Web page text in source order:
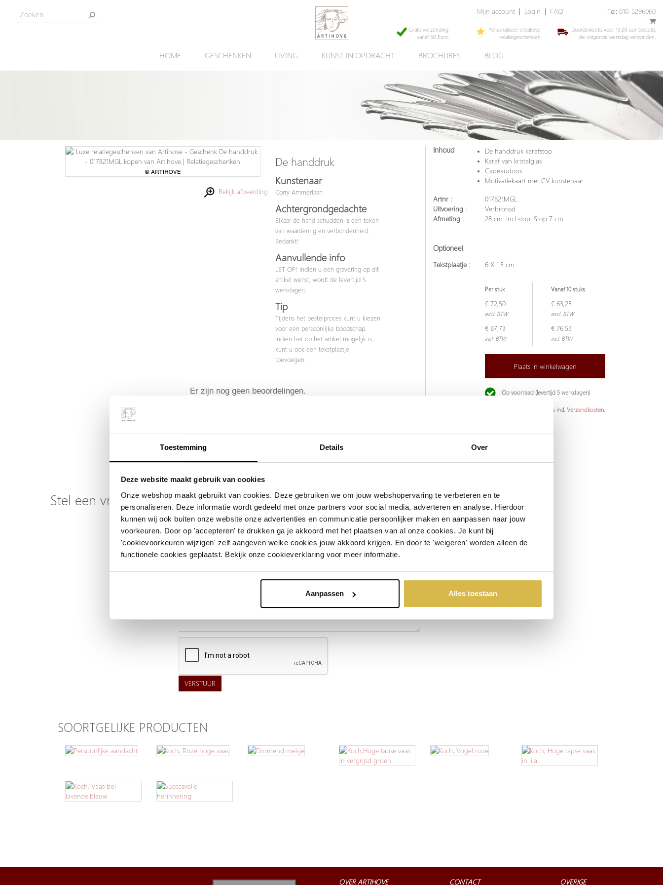
Toestemming Details Over
Deze website maakt gebruik van cookies
Onze webshop maakt gebruikt van cookies. Deze gebruiken we om jouw webshopervaring te verbeteren en te
personaliseren. Deze informatie wordt gedeeld met onze partners voor social media, adverteren en analyse. Hierdoor
kunnen wij ook buiten onze website onze advertenties en communicatie persoonlijker maken en aanpassen naar jouw
voorkeuren. Door op 'accepteren' te drukken ga je akkoord met het plaatsen van al onze cookies. Je kunt bij
'cookievoorkeuren wijzigen' zelf aangeven welke cookies jouw akkoord krijgen. En door te 'weigeren' worden alleen de
functionele cookies geplaatst. Bekijk onze cookieverklaring voor meer informatie.
Aanpassen Alles toestaan
Mijn account Login FAQ Tel: 010-5296060
Gratis verzending
vanaf 50 Euro
Personaliseer creatieve
relatiegeschenken
Doordeweeks voor 13.00 uur besteld,
de volgende werkdag verzonden.
HOME GESCHENKEN LIVING KUNST IN OPDRACHT BROCHURES BLOG
Bekijk afbeelding
De handdruk
Kunstenaar
Corry Ammerlaan
Achtergrondgedachte
Elkaar de hand schudden is een teken
van waardering en verbondenheid.
Bedankt!
Aanvullende info
LET OP! Indien u een gravering op dit
artikel wenst, wordt de levertijd 5
werkdagen.
Tip
Tijdens het bestelproces kunt u kiezen
voor een persoonlijke boodschap.
Indien het op het artikel mogelijk is,
kunt u ook een tekstplaatje
toevoegen.
Er zijn nog geen beoordelingen.
Inhoud
De handdruk karafstop
Karaf van kristalglas
Cadeaudoos
Motivatiekaart met CV kunstenaar
Artnr :
017821MGL
Uitvoering :
Verbronsd
Afmeting :
28 cm. incl stop. Stop 7 cm.
Optioneel
Tekstplaatje : 6 X 1.5 cm.
Per stuk Vanaf 10 stuks
€ 72,50
excl. BTW
€ 63,25
excl. BTW
€ 87,73
incl. BTW
€ 76,53
incl. BTW
Plaats in winkelwagen
Op voorraad (levertijd 5 werkdagen)
De aangegeven prijs is incl. Verzendkosten.
Stel een vraag over dit product
Uw naam
Emailadres
VERSTUUR
SOORTGELIJKE PRODUCTEN
OVER ARTIHOVE CONTACT OVERIGE